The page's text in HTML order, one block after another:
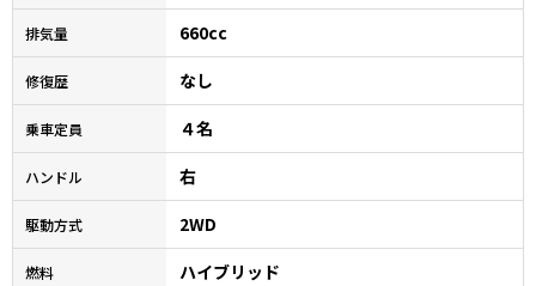
排気量 660cc
修復歴 なし
乗車定員 ４名
ハンドル 右
駆動方式 2WD
燃料 ハイブリッド